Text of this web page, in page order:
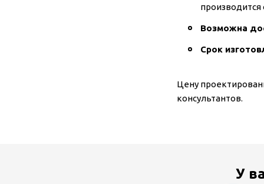
Возможна
Срок
Цену
консультантов.
У